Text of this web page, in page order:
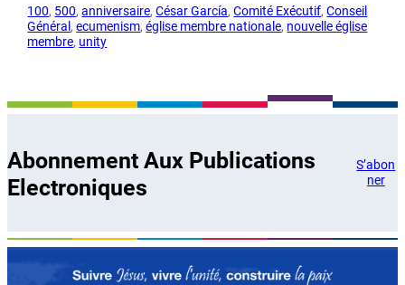
100, 500, anniversaire, César García, Comité Exécutif, Conseil
Général , ecumenism, église membre nationale, nouvelle église
membre, unity
Abonnement Aux Publications
Electroniques
S’abon
ner